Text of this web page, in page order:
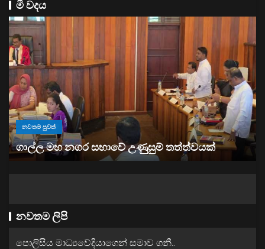
මී වදය
නවතම පුවත්
“ඉවත් වෙනු” තිබුණත්, මෙරට අයිස් මත්ද්‍රව්‍ය භාවිතය
ඉහළට
නවතම ලිපි
පොලිසිය මාධ්‍යවේදියාගෙන් සමාව ගනී..